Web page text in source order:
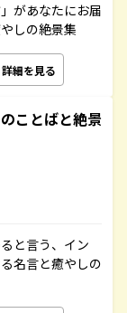
があなたにお届
しの絶景集
詳細を見る
ことばと絶景
と言う、イン
名言と癒やしの